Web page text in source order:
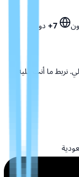
7+ دول
نربط ما أنت عليه